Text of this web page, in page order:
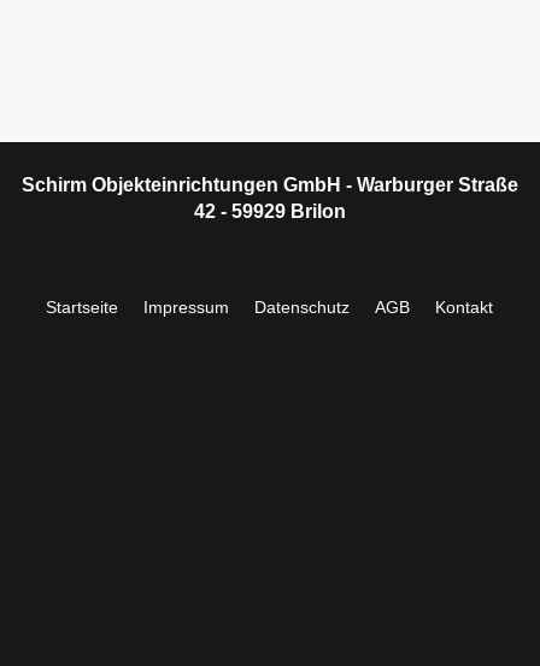
Schirm Objekteinrichtungen GmbH - Warburger Straße
42 - 59929 Brilon
Startseite Impressum Datenschutz AGB Kontakt